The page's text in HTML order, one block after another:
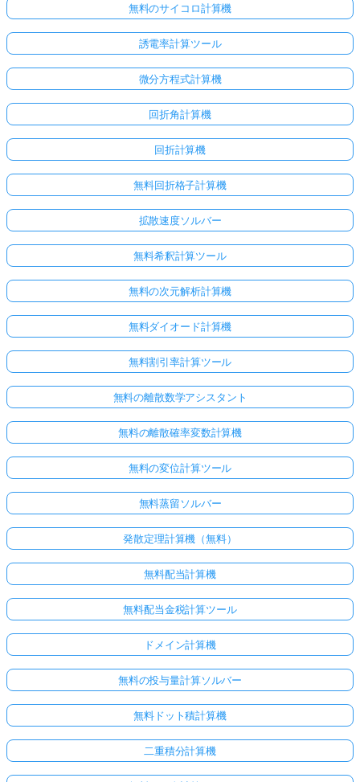
こち
らか
グイ
無料のサイコロ計算機
誘電率計算ツール
微分方程式計算機
回折角計算機
回折計算機
無料回折格子計算機
拡散速度ソルバー
無料希釈計算ツール
無料の次元解析計算機
無料ダイオード計算機
無料割引率計算ツール
無料の離散数学アシスタント
無料の離散確率変数計算機
無料の変位計算ツール
無料蒸留ソルバー
発散定理計算機（無料）
無料配当計算機
無料配当金税計算ツール
ドメイン計算機
無料の投与量計算ソルバー
無料ドット積計算機
二重積分計算機